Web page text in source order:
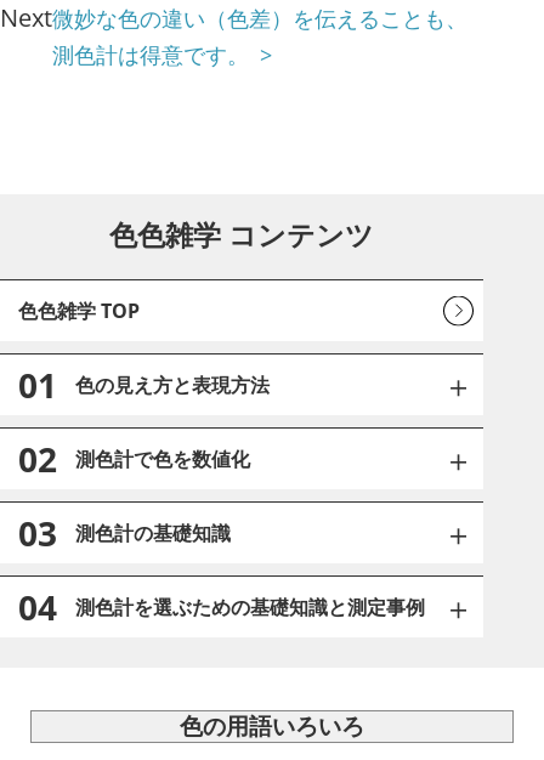
Next微妙な色の違い（色差）を伝えることも、
測色計は得意です。
色色雑学 コンテンツ
色色雑学 TOP
01 色の見え方と表現方法
02 測色計で色を数値化
03 測色計の基礎知識
04 測色計を選ぶための基礎知識と測定事例
色の用語いろいろ